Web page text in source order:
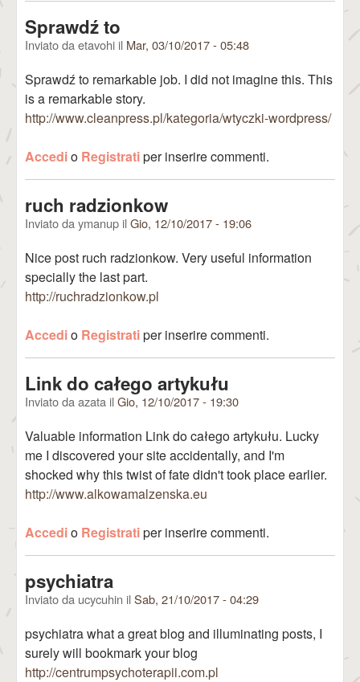
Sprawdź to
Inviato daetavohi il Mar, 03/10/2017 - 05:48
Sprawdź to remarkable job. I did not imagine this. This
is a remarkable story.
http://www.cleanpress.pl/kategoria/wtyczki-wordpress/
Accedio Registratiper inserire commenti.
ruch radzionkow
Inviato daymanup ilGio, 12/10/2017 - 19:06
Nice post ruch radzionkow. Very useful information
specially the last part.
http://ruchradzionkow.pl
Accedio Registratiper inserire commenti.
Link do całego artykułu
Inviato daazata ilGio, 12/10/2017 - 19:30
Valuable information Link do całego artykułu. Lucky
me I discovered your site accidentally, and I'm
shocked why this twist of fate didn't took place earlier.
http://www.alkowamalzenska.eu
Accedio Registratiper inserire commenti.
psychiatra
Inviato da ucycuhin ilSab, 21/10/2017 - 04:29
psychiatra what a great blog and illuminating posts, I
surely will bookmark your blog
http://centrumpsychoterapii.com.pl